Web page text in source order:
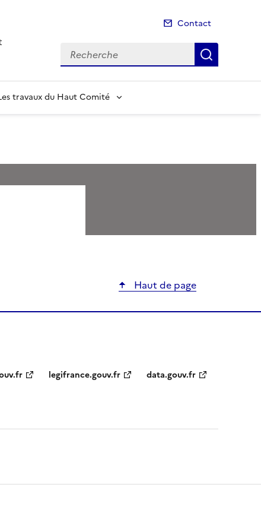
Contact
Recherche
travaux du Haut Comité
Haut de page
legifrance.gouv.fr data.gouv.fr